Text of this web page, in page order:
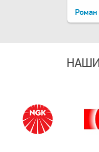
Роман